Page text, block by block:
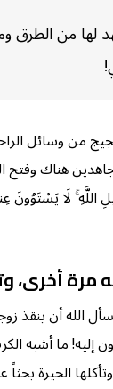
لها من الطرق
من وسائل
هناك وفتح
لَا يَسْتَوُونَ
مرة
الله أن
ما أشبه
الحيرة